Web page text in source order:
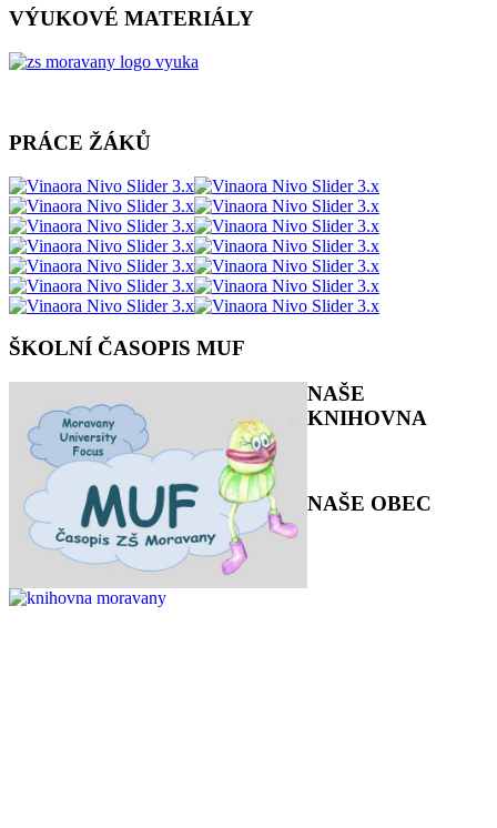
VÝUKOVÉ MATERIÁLY
PRÁCE ŽÁKŮ
ŠKOLNÍ ČASOPIS MUF
NAŠE
KNIHOVNA
NAŠE OBEC